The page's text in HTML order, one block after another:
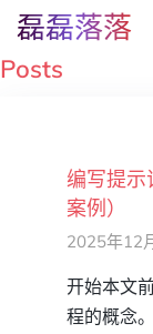
磊磊落落
Posts
编写提示
案例）
2025年12
开始本文
程的概念